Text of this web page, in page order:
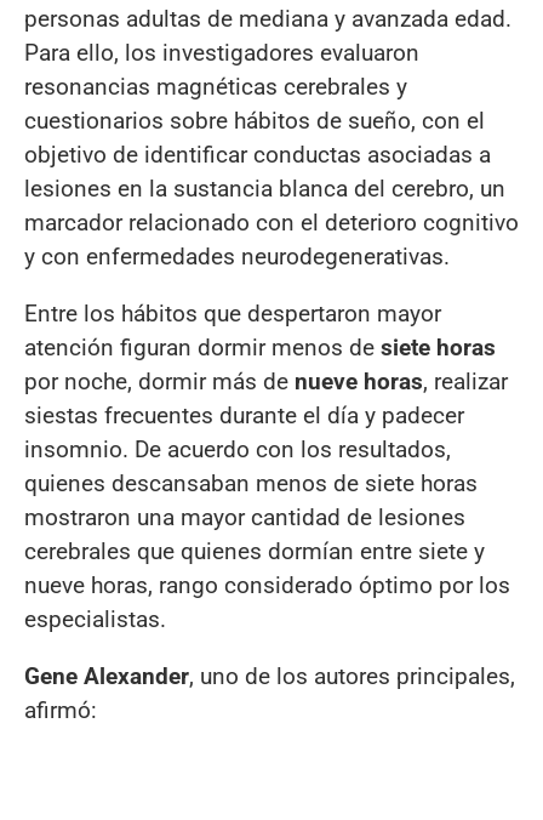
personas adultas de mediana y avanzada edad.
Para ello, los investigadores evaluaron
resonancias magnéticas cerebrales y
cuestionarios sobre hábitos de sueño, con el
objetivo de identificar conductas asociadas a
lesiones en la sustancia blanca del cerebro, un
marcador relacionado con el deterioro cognitivo
y con enfermedades neurodegenerativas.
Entre los hábitos que despertaron mayor
atención figuran dormir menos de siete horas
por noche, dormir más de nueve horas, realizar
siestas frecuentes durante el día y padecer
insomnio. De acuerdo con los resultados,
quienes descansaban menos de siete horas
mostraron una mayor cantidad de lesiones
cerebrales que quienes dormían entre siete y
nueve horas, rango considerado óptimo por los
especialistas.
Gene Alexander, uno de los autores principales,
afirmó: